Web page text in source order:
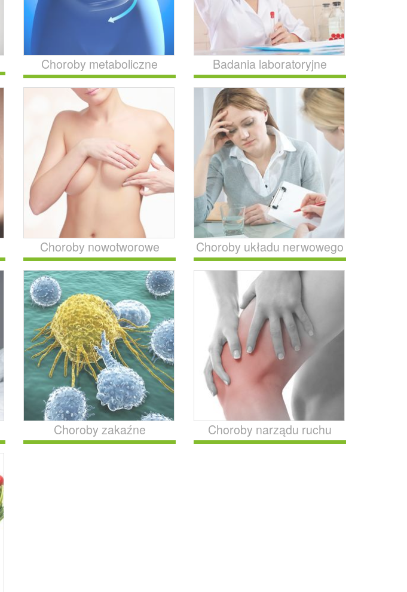
Choroby metaboliczne Badania laboratoryjne
Choroby nowotworowe Choroby układu nerwowego
Choroby zakaźne Choroby narządu ruchu